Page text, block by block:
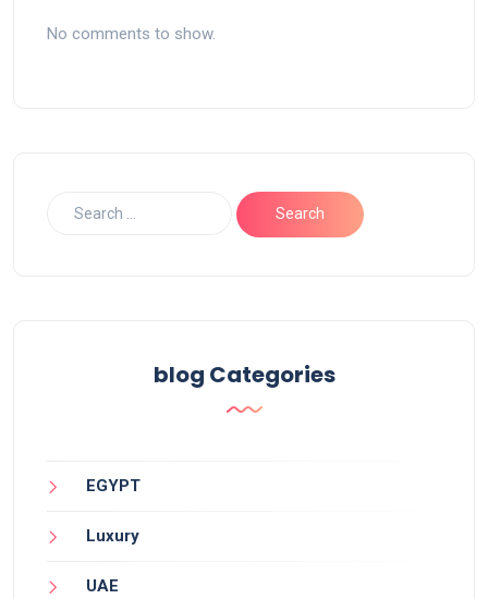
No comments to show.
blog Categories
EGYPT
Luxury
UAE